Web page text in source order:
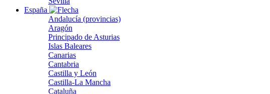
España
Andalucía (provincias)
Aragón
Principado de Asturias
Islas Baleares
Canarias
Cantabria
Castilla y León
Castilla-La Mancha
Cataluña